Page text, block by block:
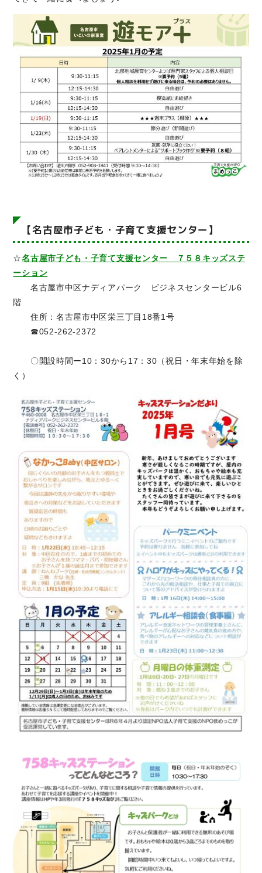
【名古屋市子ども・子育て支援センター】
☆名古屋市子ども・子育て支援センター ７５８キッズステ
ーション
名古屋市中区ナディアパーク ビジネスセンタービル6
階
住所：名古屋市中区栄三丁目18番1号
☎052-262-2372
〇開設時間ー10：30から17：30（祝日・年末年始を除
く）